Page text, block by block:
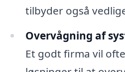
tilbyder også
Overvågning af
Et godt firma vil